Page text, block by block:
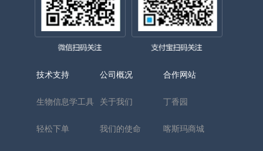
技术支持
生物信息学工具
轻松下单
公司概况
关于我们
我们的使命
合作网站
丁香园
喀斯玛商城